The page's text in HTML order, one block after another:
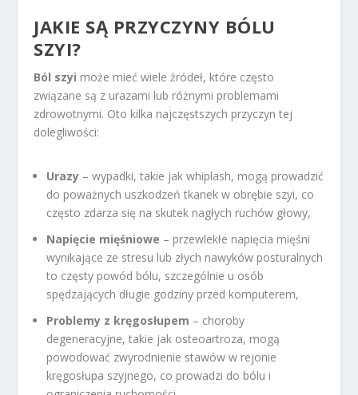
JAKIE SĄ PRZYCZYNY BÓLU
SZYI?
Ból szyi może mieć wiele źródeł, które często
związane są z urazami lub różnymi problemami
zdrowotnymi. Oto kilka najczęstszych przyczyn tej
dolegliwości:
Urazy – wypadki, takie jak whiplash, mogą prowadzić
do poważnych uszkodzeń tkanek w obrębie szyi, co
często zdarza się na skutek nagłych ruchów głowy,
Napięcie mięśniowe – przewlekłe napięcia mięśni
wynikające ze stresu lub złych nawyków posturalnych
to częsty powód bólu, szczególnie u osób
spędzających długie godziny przed komputerem,
Problemy z kręgosłupem – choroby
degeneracyjne, takie jak osteoartroza, mogą
powodować zwyrodnienie stawów w rejonie
kręgosłupa szyjnego, co prowadzi do bólu i